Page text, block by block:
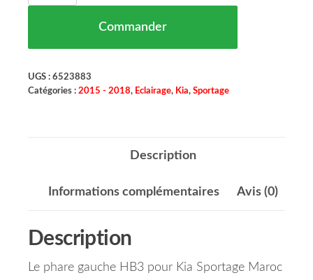
Commander
UGS : 6523883
Catégories : 2015 - 2018, Eclairage, Kia, Sportage
Description
Informations complémentaires Avis (0)
Description
Le phare gauche HB3 pour Kia Sportage Maroc